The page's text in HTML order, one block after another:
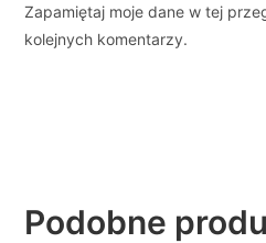
Zapamiętaj moje dane w tej
kolejnych komentarzy.
Podobne